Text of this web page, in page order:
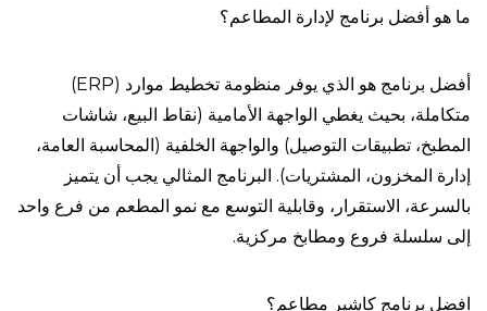
ما هو أفضل برنامج لإدارة المطاعم؟
أفضل برنامج هو الذي يوفر منظومة تخطيط موارد (ERP)
متكاملة، بحيث يغطي الواجهة الأمامية (نقاط البيع، شاشات
المطبخ، تطبيقات التوصيل) والواجهة الخلفية (المحاسبة العامة،
إدارة المخزون، المشتريات). البرنامج المثالي يجب أن يتميز
بالسرعة، الاستقرار، وقابلية التوسع مع نمو المطعم من فرع واحد
إلى سلسلة فروع ومطابخ مركزية.
افضل برنامج كاشير مطاعم؟